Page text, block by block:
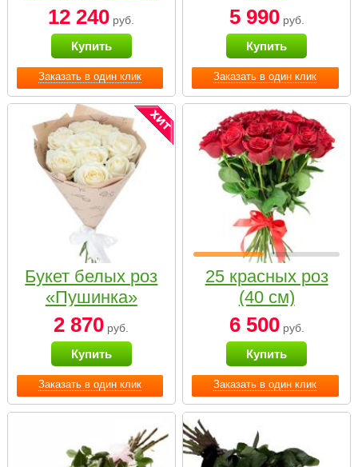
Заказать в один клик
12 240 руб.
Купить
Заказать в один клик
5 990руб.
Купить
Заказать в один клик
Букет белых роз
«Пушинка»
2 870 руб.
Купить
Заказать в один клик
25 красных роз
(40 см)
6 500руб.
Купить